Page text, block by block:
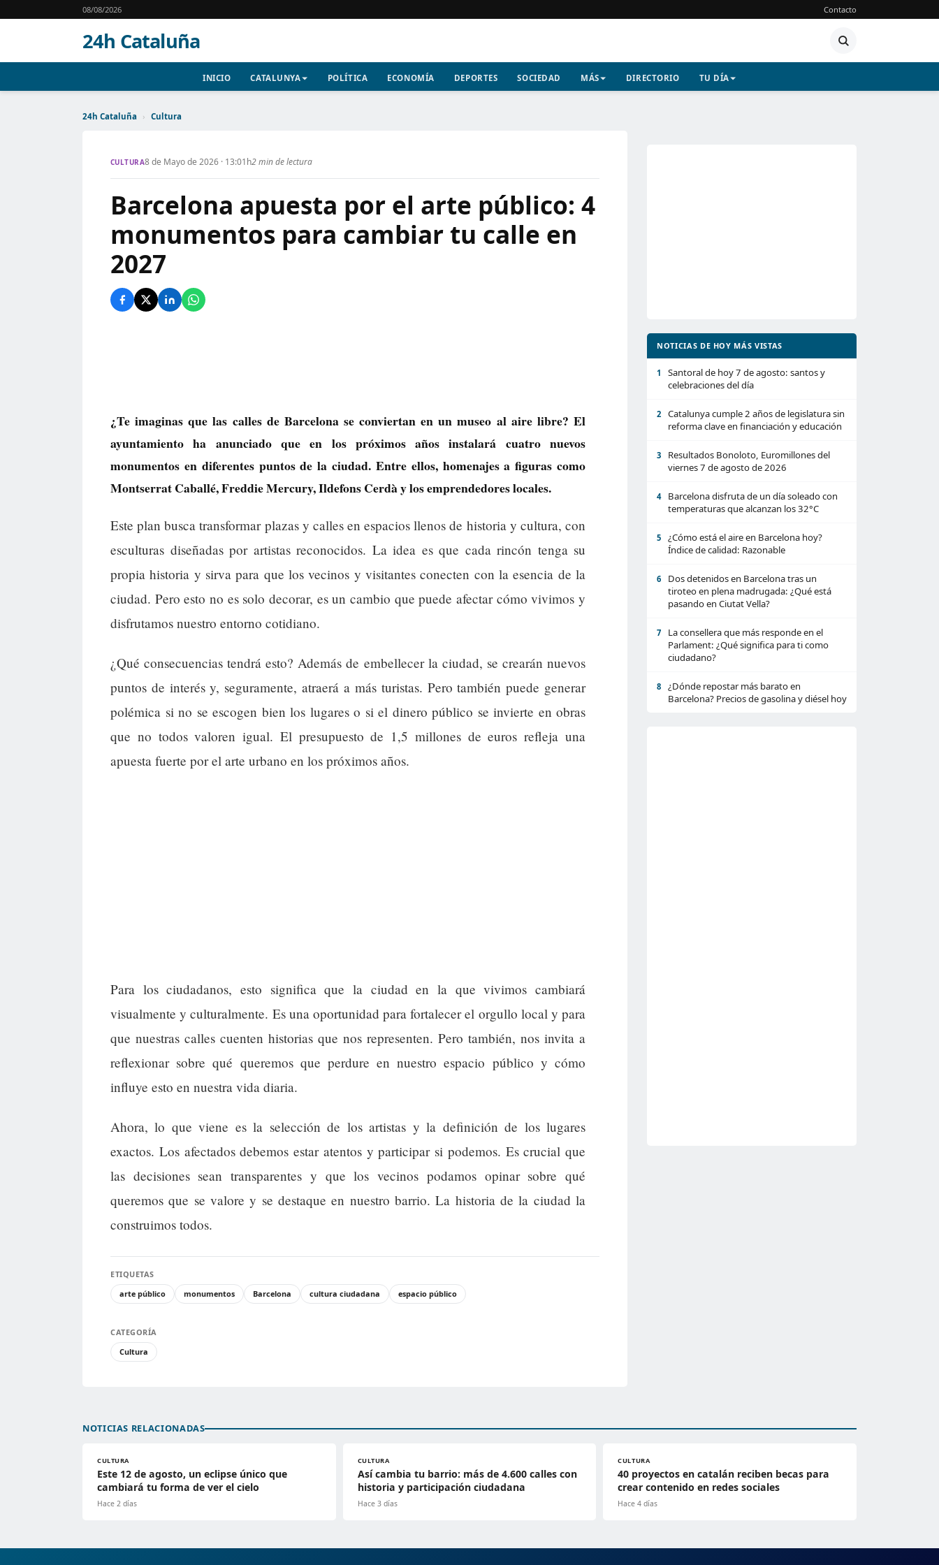
08/08/2026 Contacto
24h Cataluña
INICIO CATALUNYA POLÍTICA ECONOMÍA DEPORTES SOCIEDAD MÁS DIRECTORIO TU DÍA
24h Cataluña › Cultura
CULTURA8 de Mayo de 2026 · 13:01h2 min de lectura
Barcelona apuesta por el arte público: 4
monumentos para cambiar tu calle en
2027
¿Te imaginas que las calles de Barcelona se conviertan en un museo al aire libre? El
ayuntamiento ha anunciado que en los próximos años instalará cuatro nuevos
monumentos en diferentes puntos de la ciudad. Entre ellos, homenajes a figuras como
Montserrat Caballé, Freddie Mercury, Ildefons Cerdà y los emprendedores locales.
Este plan busca transformar plazas y calles en espacios llenos de historia y cultura, con
esculturas diseñadas por artistas reconocidos. La idea es que cada rincón tenga su
propia historia y sirva para que los vecinos y visitantes conecten con la esencia de la
ciudad. Pero esto no es solo decorar, es un cambio que puede afectar cómo vivimos y
disfrutamos nuestro entorno cotidiano.
¿Qué consecuencias tendrá esto? Además de embellecer la ciudad, se crearán nuevos
puntos de interés y, seguramente, atraerá a más turistas. Pero también puede generar
polémica si no se escogen bien los lugares o si el dinero público se invierte en obras
que no todos valoren igual. El presupuesto de 1,5 millones de euros refleja una
apuesta fuerte por el arte urbano en los próximos años.
Para los ciudadanos, esto significa que la ciudad en la que vivimos cambiará
visualmente y culturalmente. Es una oportunidad para fortalecer el orgullo local y para
que nuestras calles cuenten historias que nos representen. Pero también, nos invita a
reflexionar sobre qué queremos que perdure en nuestro espacio público y cómo
influye esto en nuestra vida diaria.
Ahora, lo que viene es la selección de los artistas y la definición de los lugares
exactos. Los afectados debemos estar atentos y participar si podemos. Es crucial que
las decisiones sean transparentes y que los vecinos podamos opinar sobre qué
queremos que se valore y se destaque en nuestro barrio. La historia de la ciudad la
construimos todos.
ETIQUETAS
arte público
monumentos Barcelona cultura ciudadana espacio público
CATEGORÍA
Cultura
NOTICIAS DE HOY MÁS VISTAS
1
Santoral de hoy 7 de agosto: santos y
celebraciones del día
2
Catalunya cumple 2 años de legislatura sin
reforma clave en financiación y educación
3
Resultados Bonoloto, Euromillones del
viernes 7 de agosto de 2026
4
Barcelona disfruta de un día soleado con
temperaturas que alcanzan los 32°C
5
¿Cómo está el aire en Barcelona hoy?
Índice de calidad: Razonable
6
Dos detenidos en Barcelona tras un
tiroteo en plena madrugada: ¿Qué está
pasando en Ciutat Vella?
7
La consellera que más responde en el
Parlament: ¿Qué significa para ti como
ciudadano?
8
¿Dónde repostar más barato en
Barcelona? Precios de gasolina y diésel hoy
NOTICIAS RELACIONADAS
CULTURA
Este 12 de agosto, un eclipse único que
cambiará tu forma de ver el cielo
Hace 2 días
CULTURA
Así cambia tu barrio: más de 4.600 calles con
historia y participación ciudadana
Hace 3 días
CULTURA
40 proyectos en catalán reciben becas para
crear contenido en redes sociales
Hace 4 días